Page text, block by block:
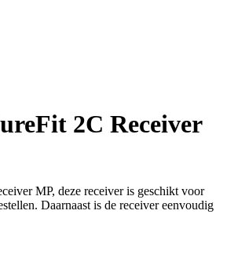
2C Receiver
MP, deze receiver is geschikt voor
Daarnaast is de receiver eenvoudig